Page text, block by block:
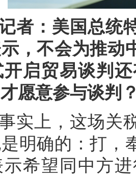
者：美国总统
，不会为推动
开启贸易谈判
愿意参与谈判
实上，这场关
明确的：打，
希望同中方